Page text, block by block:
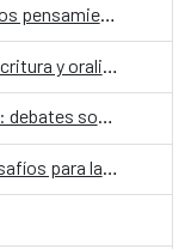
Suchai presenta: Cristóbal Gacitúa y los pensamientos ajenos
Conversatorio: "Más claro que el agua: debates sobre el futuro de los territorios hidrosociales del Aconcagua y El Maipo"
Encuentro por Escazú: balances y desafíos para la democracia ambiental en Chile